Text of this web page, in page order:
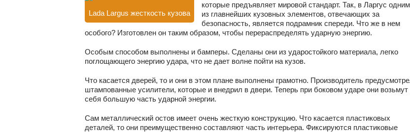
Lada Largus жесткость кузова
которые предъявляет мировой стандарт. Так, в Ларгус одним
из главнейших кузовных элементов, отвечающих за
безопасность, является подрамник спереди. Что же в нем
особого? Изготовлен он таким образом, чтобы перераспределять ударную энергию.
Особым способом выполнены и бамперы. Сделаны они из ударостойкого материала, легко
поглощающего энергию удара, что не дает волне пойти на кузов.
Что касается дверей, то и они в этом плане выполнены грамотно. Производитель
штампованные усилители, которые и внедрил в двери. Теперь при боковом ударе они возьмут
себя большую часть ударной энергии.
Сам металлический остов имеет очень жесткую конструкцию. Что касается пластиковых
деталей, то они преимущественно составляют часть интерьера. Фиксируются пластиковые